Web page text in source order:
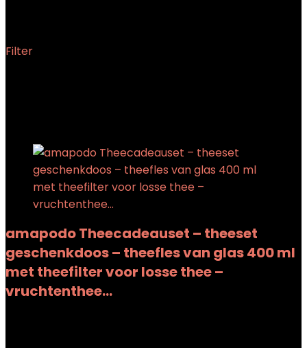
Filter
amapodo Theecadeauset – theeset
geschenkdoos – theefles van glas 400 ml
met theefilter voor losse thee –
vruchtenthee…